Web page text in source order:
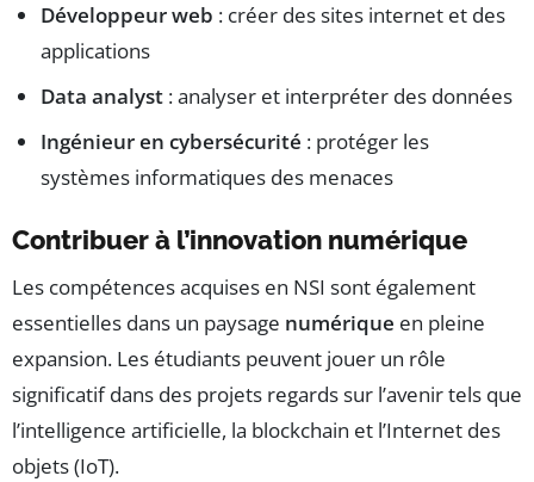
Développeur web : créer des sites internet et des
applications
Data analyst : analyser et interpréter des données
Ingénieur en cybersécurité : protéger les
systèmes informatiques des menaces
Contribuer à l’innovation numérique
Les compétences acquises en NSI sont également
essentielles dans un paysage numérique en pleine
expansion. Les étudiants peuvent jouer un rôle
significatif dans des projets regards sur l’avenir tels que
l’intelligence artificielle, la blockchain et l’Internet des
objets (IoT).